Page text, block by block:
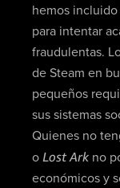
hemos
para intentar
fraudulentas.
de Steam en
pequeños
sus sistemas
Quienes no
o Lost Arkno
económicos y